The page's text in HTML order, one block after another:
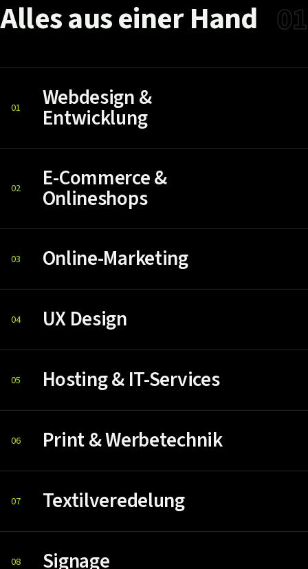
AllesauseinerHand 01
01 Webdesign &
Entwicklung
02 E-Commerce &
Onlineshops
03 Online-Marketing
04 UX Design
05 Hosting & IT-Services
06 Print & Werbetechnik
07 Textilveredelung
08 Signage